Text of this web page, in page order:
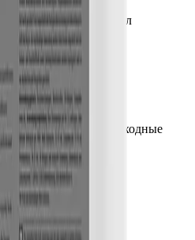
воск 10 л
Gloss Wax
оборудование и расходные